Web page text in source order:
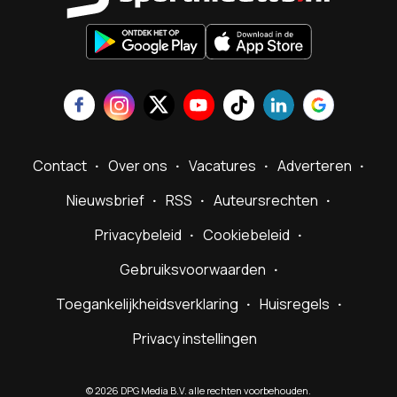
Contact Over ons Vacatures
Adverteren
Nieuwsbrief
RSS
Auteursrechten
Privacybeleid
Cookiebeleid
Gebruiksvoorwaarden
Toegankelijkheidsverklaring
Huisregels
Privacy instellingen
©2026 DPG Media B.V. alle rechten voorbehouden.